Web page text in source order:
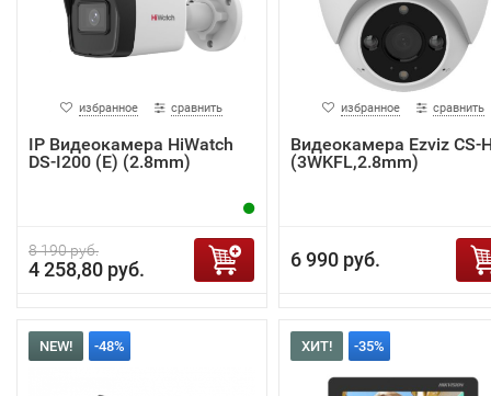
избранное сравнить
IP Видеокамера HiWatch
DS-I200 (E) (2.8mm)
8 190 руб.
4 258,80 руб.
избранное сравнить
Видеокамера Ezviz CS-
(3WKFL,2.8mm)
6 990 руб.
NEW! -48% ХИТ! -35%